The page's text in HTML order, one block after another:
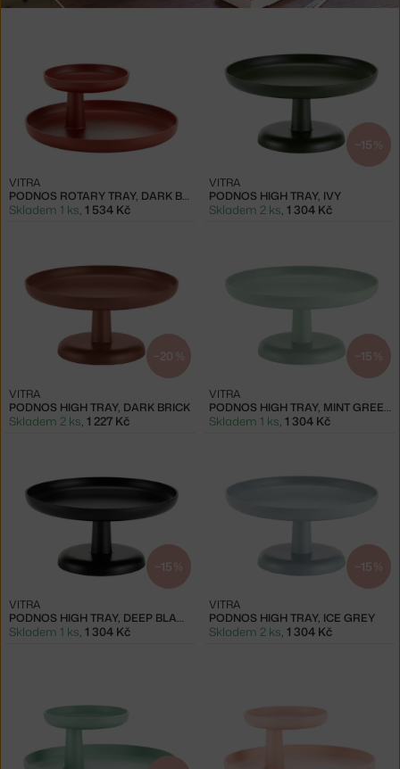
kolekci
Podnosy
Vitra
Rotary
PODNOS ROTARY TRAY, DARK BRICK
VITRA
Skladem 1 ks 1 534 Kč
−15 %
PODNOS HIGH TRAY, IVY
VITRA
Skladem 2 ks 1 304 Kč
−20 %
PODNOS HIGH TRAY, DARK BRICK
VITRA
Skladem 2 ks 1 227 Kč
−15 %
PODNOS HIGH TRAY, MINT GREEN
VITRA
Skladem 1 ks 1 304 Kč
−15 %
PODNOS HIGH TRAY, DEEP BLACK
VITRA
Skladem 1 ks, 1 304 Kč
−15 %
PODNOS HIGH TRAY, ICE GREY
VITRA
Skladem 2 ks, 1 304 Kč